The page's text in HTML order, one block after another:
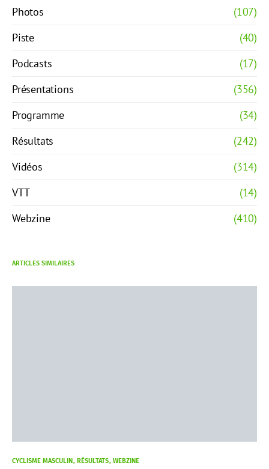
Photos
(107)
Piste
(40)
Podcasts
(17)
Présentations
(356)
Programme
(34)
Résultats
(242)
Vidéos
(314)
VTT
(14)
Webzine
(410)
ARTICLES SIMILAIRES
CYCLISME MASCULIN RÉSULTATS WEBZINE